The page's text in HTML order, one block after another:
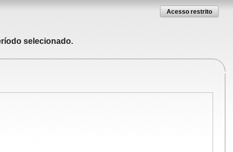
Acesso restrito
selecionado.